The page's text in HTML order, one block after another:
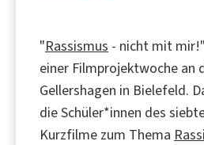
"Rassismus - nicht mit
einer Filmprojektwoche an
Gellershagen in Bielefeld.
die Schüler*innen des
Kurzfilme zum Thema